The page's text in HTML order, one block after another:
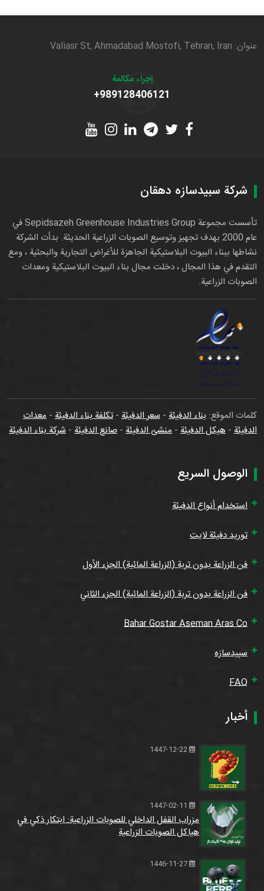
عنوان: Valiasr St, Ahmadabad Mostofi, Tehran, Iran
إجراء مكالمة
+989128406121
شركة سبيدسازه دهقان
تأسست مجموعة Sepidsazeh Greenhouse Industries Group في
عام 2000 بهدف تجهيز وتوسيع الصوبات الزراعية الحديثة. بدأت الشركة
نشاطها ببناء البيوت البلاستيكية الجاهزة للأغراض التجارية والبحثية ، ومع
التقدم في هذا المجال ، دخلت مجال بناء البيوت البلاستيكية ومعدات
الصوبات الزراعية.
كلمات الموقع: بناء الدفيئة - سعر الدفيئة - تكلفة بناء الدفيئة - معدات
الدفيئة - هيكل الدفيئة - منشئ الدفيئة - صانع الدفيئة - شركة بناء الدفيئة
الوصول السريع
استخدام أنواع الدفيئة
توريد دفيئة لايت
فن الزراعة بدون تربة (الزراعة المائية) الجزء الأول
فن الزراعة بدون تربة (الزراعة المائية) الجزء الثاني
Bahar Gostar Aseman Aras Co
سپیدسازه
FAQ
أخبار
مزراب القفل الداخلي للصوبات الزراعية: ابتكار ذكي في
هياكل الصوبات الزراعية